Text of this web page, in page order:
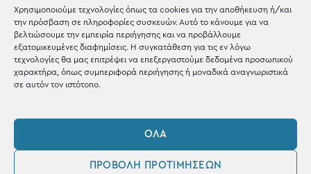
Χρησιμοποιούμε τεχνολογίες όπως τα cookies για την αποθήκευση ή/και
την πρόσβαση σε πληροφορίες συσκευών. Αυτό το κάνουμε για να
βελτιώσουμε την εμπειρία περιήγησης και να προβάλλουμε
εξατομικευμένες διαφημίσεις. Η συγκατάθεση για τις εν λόγω
τεχνολογίες θα μας επιτρέψει να επεξεργαστούμε δεδομένα προσωπικού
χαρακτήρα, όπως συμπεριφορά περιήγησης ή μοναδικά αναγνωριστικά
σε αυτόν τον ιστότοπο.
ΌΛΑ
ΠΡΟΒΟΛΉ ΠΡΟΤΙΜΉΣΕΩΝ
Blog
Shop the look
ΚΑΤΑΣΤΗΜΑ
Σταθά 17, 38221 Βόλος